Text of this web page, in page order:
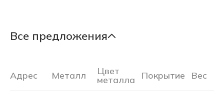
Все предложения
Адрес Металл Цвет
металла Покрытие Вес